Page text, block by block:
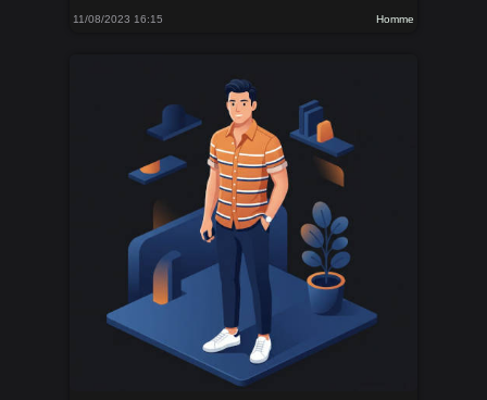
11/08/2023 16:15 Homme